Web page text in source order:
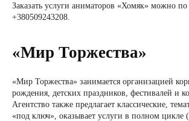
Заказать услуги аниматоров «Хомяк» можно
+380509243208.
«Мир Торжества»
«Мир Торжества» занимается организацией
рождения, детских праздников, фестивалей и
Агентство также предлагает классические,
«под ключ», оказывает услуги в полном цикле